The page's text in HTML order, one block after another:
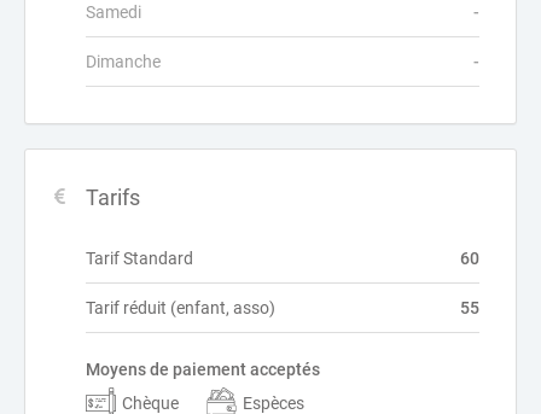
Samedi -
Dimanche -
Tarifs
Tarif Standard 60
Tarif réduit (enfant, asso) 55
Moyens de paiement acceptés
Chèque
Espèces